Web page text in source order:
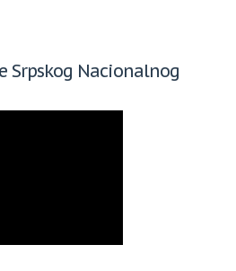
Srpskog Nacionalnog